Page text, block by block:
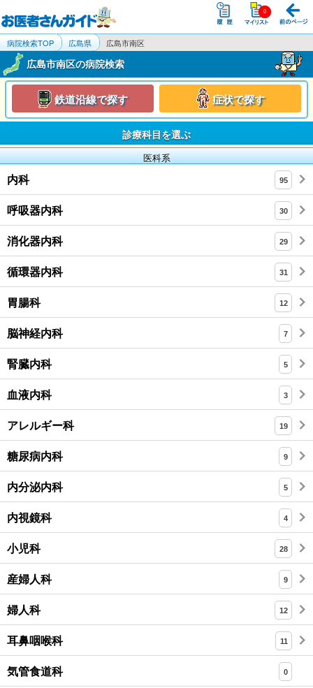
病院検索TOP 広島県 広島市南区
広島市南区の病院検索
鉄道沿線で探す 症状で探す
診療科目を選ぶ
医科系
内科 95
呼吸器内科 30
消化器内科 29
循環器内科 31
胃腸科 12
脳神経内科 7
腎臓内科 5
血液内科 3
アレルギー科 19
糖尿病内科 9
内分泌内科 5
内視鏡科 4
小児科 28
産婦人科 9
婦人科 12
耳鼻咽喉科 11
気管食道科 0